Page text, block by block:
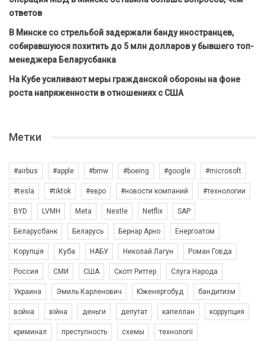
ответов
В Минске со стрельбой задержали банду иностранцев,
собиравшуюся похитить до 5 млн долларов у бывшего топ-
менеджера Беларусбанка
На Кубе усиливают меры гражданской обороны на фоне
роста напряженности в отношениях с США
Метки
#airbus #apple #bmw #boeing #google #microsoft
#tesla #tiktok #евро #новости компаний #технологии
BYD LVMH Meta Nestle Netflix SAP
Беларусбанк Беларусь Бернар Арно Енергоатом
Корупція Куба НАБУ Николай Лагун Роман Говда
Россия СМИ США Скотт Риттер Слуга Народа
Украина Эмиль Карленович Юженергобуд бандитизм
война війна деньги депутат капеллан коррупция
криминал преступность схемы технології